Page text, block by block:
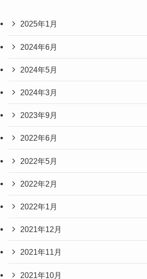
2025年1月
2024年6月
2024年5月
2024年3月
2023年9月
2022年6月
2022年5月
2022年2月
2022年1月
2021年12月
2021年11月
2021年10月